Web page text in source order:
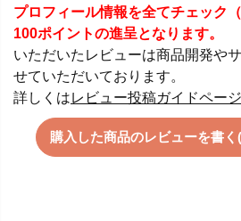
プロフィール情報を全てチェック
100ポイントの進呈となります。
いただいたレビューは商品開発や
せていただいております。
詳しくはレビュー投稿ガイドページ
購入した商品のレビューを書